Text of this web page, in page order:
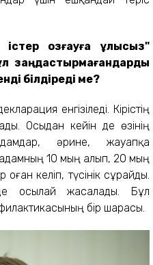
істер қозғауға құлықсыз"
заңдастырмағандарды
білдіреді ме?
енгізіледі. Кірістің
Осыдан кейін де өзінің
әрине, жауапқа
10 мың алып, 20 мың
келіп, түсінік сұрайды.
осылай жасалады. Бұл
бір шарасы.